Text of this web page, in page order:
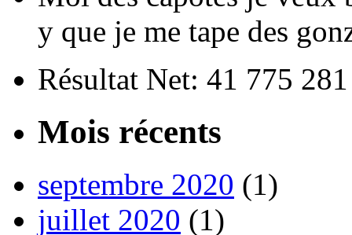
y que je me tape des
Résultat Net: 41 775
Mois récents
septembre 2020 (1)
juillet 2020 (1)